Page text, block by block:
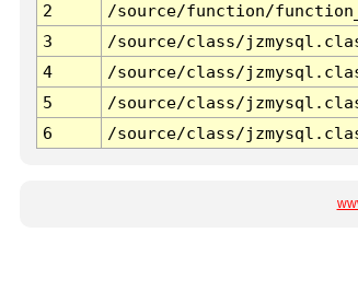
2
/source/function/
3
/source/class/
4
/source/class/
5
/source/class/
6
/source/class/